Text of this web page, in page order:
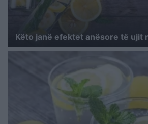
Këto janë efektet anësore të ujit